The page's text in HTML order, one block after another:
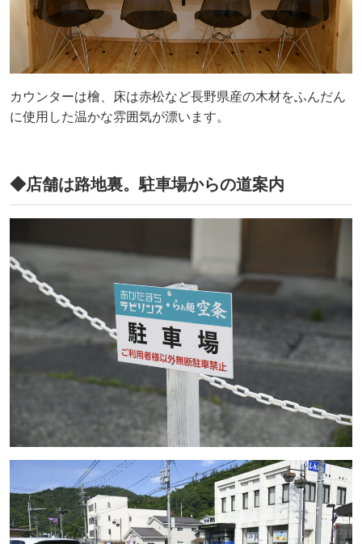
カウンターは檜、床は赤松など長野県産の木材をふんだん
に使用した温かな雰囲気が漂います。
◆店舗は路地裏。駐車場からの道案内